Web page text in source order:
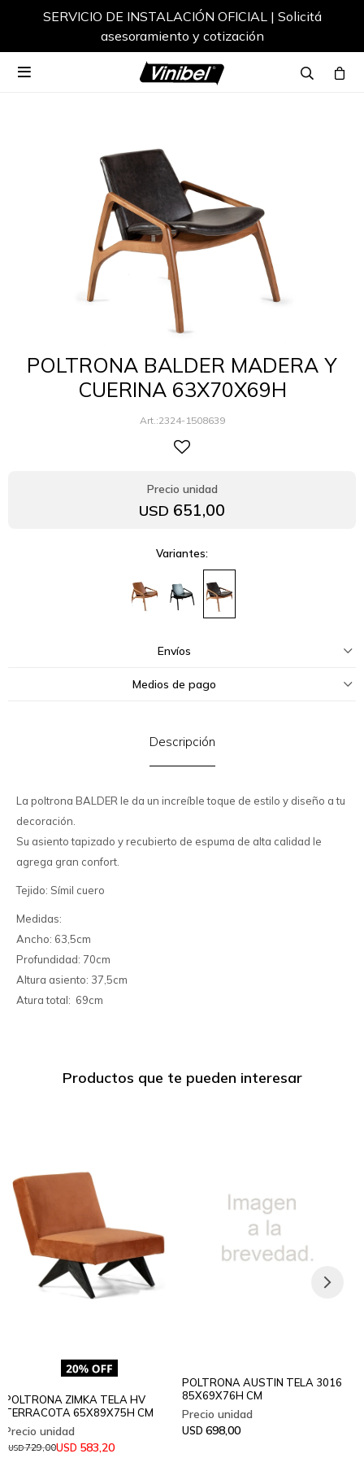
SERVICIO DE INSTALACIÓN OFICIAL | Solicitá
asesoramiento y cotización

POLTRONA BALDER MADERA Y
CUERINA 63X70X69H
2324-1508639
USD 651,00
Variantes:
Envíos
Medios de pago
Descripción
La poltrona BALDER le da un increíble toque de estilo y diseño a tu
decoración.
Su asiento tapizado y recubierto de espuma de alta calidad le
agrega gran confort.
Tejido: Símil cuero
Medidas:
Ancho: 63,5cm
Profundidad: 70cm
Altura asiento: 37,5cm
Atura total: 69cm
Productos que te pueden interesar
POLTRONA ZIMKA TELA HV
TERRACOTA 65X89X75H CM
USD 583,20
USD729,00
POLTRONA AUSTIN TELA 3016
85X69X76H CM
USD 698,00